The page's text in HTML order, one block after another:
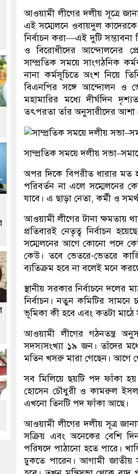
আওয়ামী লীগের দলীয় সূত্রে
এই সম্মেলনে ওবায়দুল
নির্বাচন করা—এই দুটি
ও বিরোধীদের আন্দোলনের
সাম্প্রতিক সময়ে সাংগঠনিক
নানা কর্মসূচিতে অংশ নিয়ে
বিএনপির সঙ্গে আন্দোলন ও
মহামারির মধ্যে দীর্ঘদিন
তৎপরতা তাঁর অনুসারীদের আশা
সাম্প্রতিক সময়ে দলীয়
অপর দিকে বিপরীত ধারার মত
পরিবর্তন না এলে সম্মেলনের
যাবে। এ ছাড়া নেতা, কর্মী ও
আওয়ামী লীগের টানা ক্ষমতায়
প্রতিবারই নেতৃত্ব নির্বাচন
সম্মেলনের আগে কোনো পদে কেউ
কেউ। তবে ভেতরে-ভেতরে
ব্যতিক্রম হবে না বলেই মনে
স্থানীয় সরকার নির্বাচনে দলের
নির্বাচন। নতুন কমিটির সামনে
ভূমিকা কী হবে এবং কতটা মাঠে
আওয়ামী লীগের গঠনতন্ত্র
সদস্যসংখ্যা ১৯ জন। তাঁদের
মতিন খসরু মারা গেছেন। আগে
সব মিলিয়ে ছয়টি পদ ফাঁকা
হোসেন চৌধুরী ও কামরুল
এখনো তিনটি পদ ফাঁকা আছে।
আওয়ামী লীগের দলীয় সূত্র
সক্রিয় এবং অনেকের বেশি
পরিষদে পাঠানো হতে পারে।
ঢুকতে পারেন। আগামী জাতীয়